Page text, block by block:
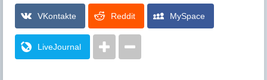
VKontakte Reddit MySpace
LiveJournal